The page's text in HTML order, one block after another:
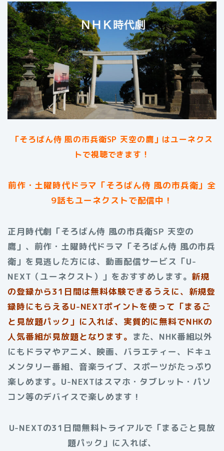
「そろばん侍 風の市兵衛SP 天空の鷹」はユーネクス
トで視聴できます！
前作・土曜時代ドラマ「そろばん侍 風の市兵衛」全
9話もユーネクストで配信中！
正月時代劇「そろばん侍 風の市兵衛SP 天空の
鷹」、前作・土曜時代ドラマ「そろばん侍 風の市兵
衛」を見逃した方には、動画配信サービス「U-
NEXT（ユーネクスト）」をおすすめします。 新規
の登録から31日間は無料体験できるうえに、新規登
録時にもらえるU-NEXTポイントを使って「まるご
と見放題パック」に入れば、実質的に無料でNHKの
人気番組が見放題となります。 また、NHK番組以外
にもドラマやアニメ、映画、バラエティー、ドキュ
メンタリー番組、音楽ライブ、スポーツがたっぷり
楽しめます。U-NEXTはスマホ・タブレット・パソ
コン等のデバイスで楽しめます！
U-NEXTの31日間無料トライアルで「まるごと見放
題パック」に入れば、